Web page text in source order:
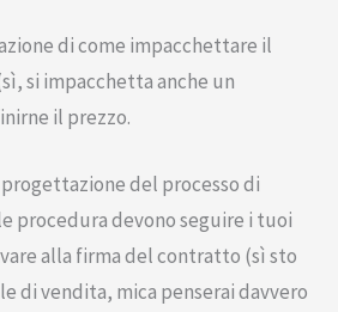
di come impacchettare il
si impacchetta anche un
il prezzo.
del processo di
procedura devono seguire i tuoi
alla firma del contratto (sì sto
di vendita, mica penserai davvero